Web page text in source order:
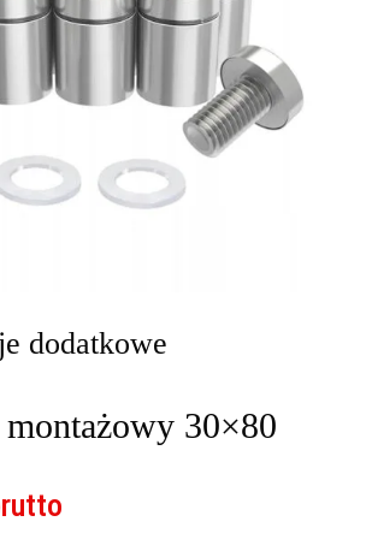
dodatkowe
30×80